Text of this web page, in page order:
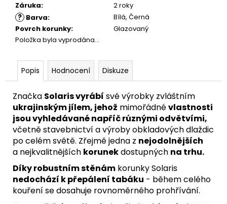
Záruka: 2 roky
? Barva:
Bílá, Černá
Povrch korunky:
Glazovaný
Položka byla vyprodána…
Popis Hodnocení Diskuze
Značka Solaris vyrábí své výrobky zvláštním
ukrajinským jílem, jehož mimořádnévlastnosti
jsou vyhledávané napříč různými odvětvími,
včetně stavebnictví a výroby obkladových dlaždic
po celém světě. Zřejmě jedna z nejodolnějších
a nejkvalitnějších korunekdostupných na trhu.
Díky robustním stěnám korunky Solaris
nedochází k přepálení tabáku - během celého
kouření se dosahuje rovnoměrného prohřívání.